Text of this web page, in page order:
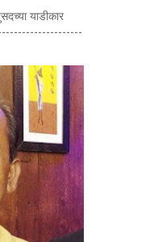
याडीकार